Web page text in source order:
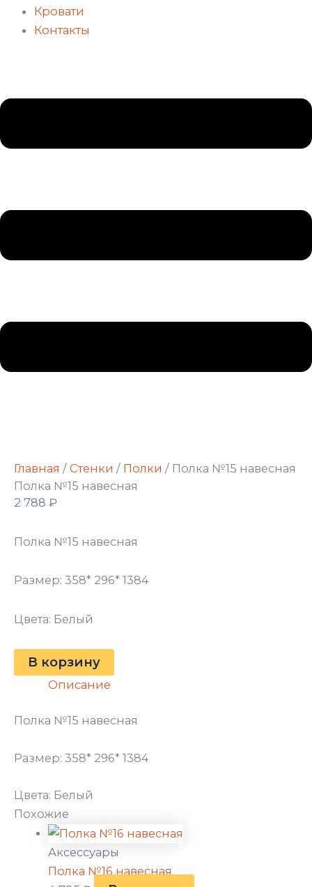
Кровати
Контакты
Главная / Стенки / Полки / Полка №15 навесная
Полка №15 навесная
2 788 ₽
Полка №15 навесная
Размер: 358* 296* 1384
Цвета: Белый
В корзину
Описание
Полка №15 навесная
Размер: 358* 296* 1384
Цвета: Белый
Похожие
Аксессуары
Полка №16 навесная